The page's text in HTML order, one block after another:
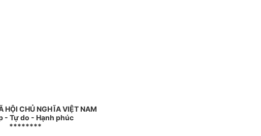
HỘI CHỦ NGHĨA VIỆT NAM
- Tự do - Hạnh phúc
********